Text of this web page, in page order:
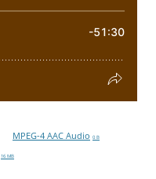
MPEG-4 AAC Audio 0 B
16 MB